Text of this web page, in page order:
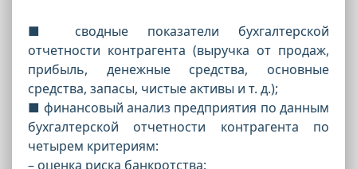
■ сводные показатели бухгалтерской
отчетности контрагента (выручка от продаж,
прибыль, денежные средства, основные
средства, запасы, чистые активы и т. д.);
■ финансовый анализ предприятия по данным
бухгалтерской отчетности контрагента по
четырем критериям:
– оценка риска банкротства;